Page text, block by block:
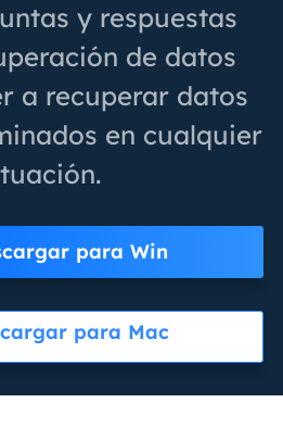
y respuestas
de datos
a recuperar datos
en cualquier
para Win
para Mac